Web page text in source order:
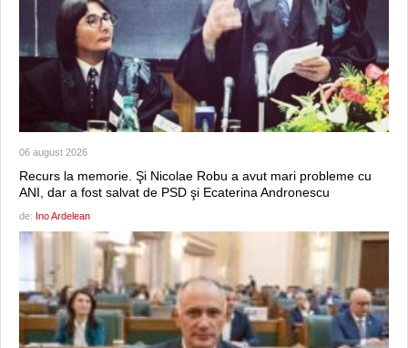
06 august 2026
Recurs la memorie. Şi Nicolae Robu a avut mari probleme cu
ANI, dar a fost salvat de PSD şi Ecaterina Andronescu
de: Ino Ardelean